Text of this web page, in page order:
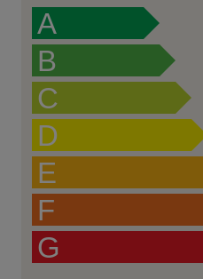
A
B
C
D
E
F
G